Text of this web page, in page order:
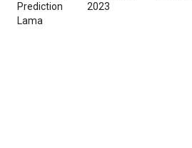
Prediction
Lama
2023